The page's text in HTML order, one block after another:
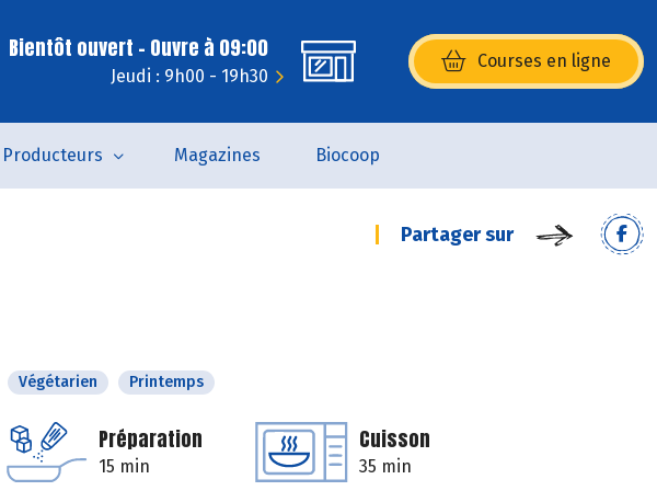
Bientôt ouvert - Ouvre à 09:00
Jeudi : 9h00 - 19h30
Courses en ligne
(s’ouvre dans une nouvelle
Producteurs Magazines Biocoop
Partager sur
Végétarien Printemps
Préparation
15 min
Cuisson
35 min